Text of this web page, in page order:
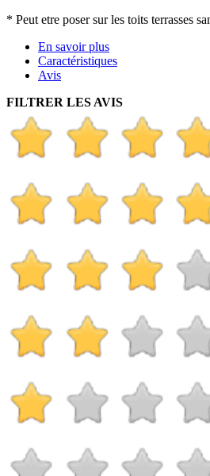
* Peut etre poser sur les toits terrasses
En savoir plus
Caractéristiques
Avis
FILTRER LES AVIS